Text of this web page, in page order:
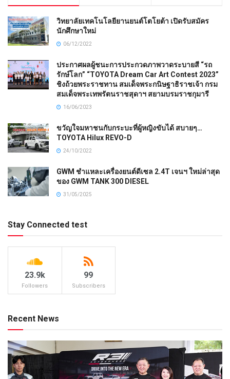
วิทยาลัยเทคโนโลยียานยนต์โตโยต้า เปิดรับสมัคร
นักศึกษาใหม่
06/12/2022
ประกาศผลผู้ชนะการประกวดภาพวาดระบายสี “รถ
รักษ์โลก” “TOYOTA Dream Car Art Contest 2023”
ชิงถ้วยพระราชทาน สมเด็จพระกนิษฐาธิราชเจ้า กรม
สมเด็จพระเทพรัตนราชสุดาฯ สยามบรมราชกุมารี
16/06/2023
ขวัญใจมหาชนกับกระบะที่ผู้หญิงขับได้ สบายๆ…
TOYOTA Hilux REVO-D
24/10/2022
GWM ชำแหละเครื่องยนต์ดีเซล 2.4T เจนฯ ใหม่ล่าสุด
ของ GWM TANK 300 DIESEL
31/05/2025
Stay Connected test
23.9k
Followers
99
Subscribers
Recent News